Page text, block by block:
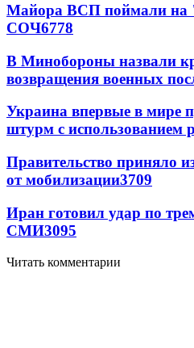
Майора ВСП поймали на
СОЧ6778
В Минобороны назвали
возвращения военных
Украина впервые в мире
штурм с использованием
Правительство приняло
от мобилизации3709
Иран готовил удар по
СМИ3095
Читать комментарии